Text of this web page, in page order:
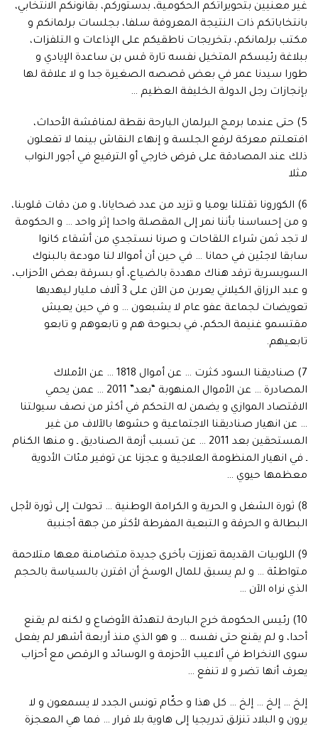
غير معنيين بتحويراتكم الحكومية، بدستوركم، بقانونكم الانتخابي،
بانتخاباتكم ذات النتيجة المعروفة سلفا، بجلسات برلمانكم و
مكتب برلمانكم، بتخريجات ناطقيكم على الإذاعات و التلفزات،
ببلاغة رئيسكم المتخيل نفسه تارة قس بن ساعدة الإيادي و
طورا سيدنا عمر في بعض قصصه الصغيرة جدا و لا علاقة لها
بإنجازات رجل الدولة الخليفة العظيم …
5) حتى عندما برمج البرلمان البارحة نقطة لمناقشة الأحداث،
افتعلتم معركة لرفع الجلسة و إنهاء النقاش بينما لا تفعلون
ذلك عند المصادقة على قرض خارجي أو الترفيع في أجور النواب
مثلا
6) الكورونا تقتلنا يوميا و تزيد من عدد ضحايانا، و من دقات قلوبنا،
و من إحساسنا بأننا نمر إلى المقصلة واحدا إثر واحد … و الحكومة
لا تجد ثمن شراء اللقاحات و صرنا نستجدي من أشقاء كانوا
سابقا لاجئين في حمانا … في حين أن أموالا لنا مودعة بالبنوك
السويسرية ترقد هناك مهددة بالضياع، أو بسرقة بعض الأحزاب،
و عبد الرزاق الكيلاني يعربن من الآن على 3 آلاف مليار ليهديها
تعويضات لجماعة عفو عام لا يشبعون … و في حين يعيش
مقتسمو غنيمة الحكم، في بحبوحة هم و تابعوهم و تابعو
تابعيهم.
7) صناديقنا السود كثرت … عن أموال 1818 … عن الأملاك
المصادرة … عن الأموال المنهوبة “بعد” 2011 … عمن يحمي
الاقتصاد الموازي و يضمن له التحكم في أكثر من نصف سيولتنا
… عن انهيار صناديقنا الاجتماعية و حشوها بالآلاف من غير
المستحقين بعد 2011 … عن تسبب أزمة الصناديق ـ و منها الكنام
ـ في انهيار المنظومة العلاجية و عجزنا عن توفير مئات الأدوية
معظمها حيوي …
8) ثورة الشغل و الحرية و الكرامة الوطنية … تحولت إلى ثورة لأجل
البطالة و الحرقة و التبعية المفرطة لأكثر من جهة أجنبية
9) اللوبيات القديمة تعززت بأخرى جديدة متضامنة معها متلاحمة
متواطئة … و لم يسبق للمال الوسخ أن اقترن بالسياسة بالحجم
الذي نراه الآن …
10) رئيس الحكومة خرج البارحة لتهدئة الأوضاع و لكنه لم يقنع
أحدا، و لم يقنع حتى نفسه … و هو الذي منذ أربعة أشهر لم يفعل
سوى الانخراط في ألاعيب الأحزمة و الوسائد و الرقص مع أحزاب
يعرف أنها تضر و لا تنفع …
إلخ … إلخ … إلخ … كل هذا و حكّام تونس الجدد لا يسمعون و لا
يرون و البلاد تنزلق تدريجيا إلى هاوية بلا قرار … فما هي المعجزة